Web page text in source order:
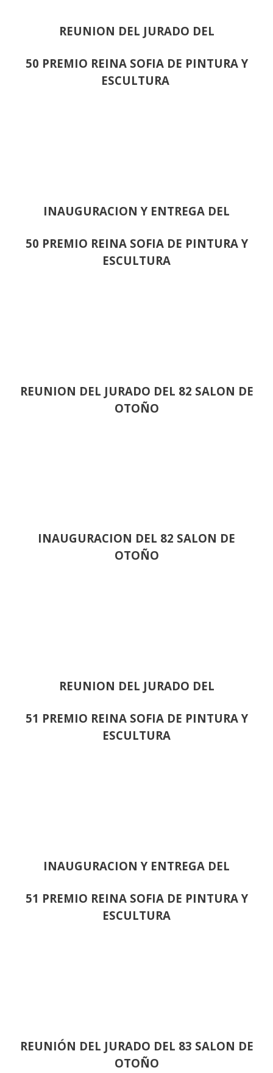
REUNION DEL JURADO DEL
50 PREMIO REINA SOFIA DE PINTURA Y
ESCULTURA
INAUGURACION Y ENTREGA DEL
50 PREMIO REINA SOFIA DE PINTURA Y
ESCULTURA
REUNION DEL JURADO DEL 82 SALON DE
OTOÑO
INAUGURACION DEL 82 SALON DE
OTOÑO
REUNION DEL JURADO DEL
51 PREMIO REINA SOFIA DE PINTURA Y
ESCULTURA
INAUGURACION Y ENTREGA DEL
51 PREMIO REINA SOFIA DE PINTURA Y
ESCULTURA
REUNIÓN DEL JURADO DEL 83 SALON DE
OTOÑO